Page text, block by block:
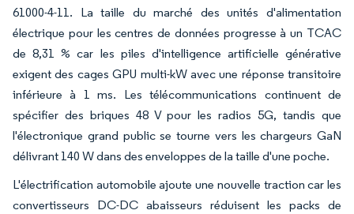
61000-4-11. La taille du marché des unités d'alimentation
électrique pour les centres de données progresse à un TCAC
de 8,31 % car les piles d'intelligence artificielle générative
exigent des cages GPU multi-kW avec une réponse transitoire
inférieure à 1 ms. Les télécommunications continuent de
spécifier des briques 48 V pour les radios 5G, tandis que
l'électronique grand public se tourne vers les chargeurs GaN
délivrant 140 W dans des enveloppes de la taille d'une poche.
L'électrification automobile ajoute une nouvelle traction car les
convertisseurs DC-DC abaisseurs réduisent les packs de